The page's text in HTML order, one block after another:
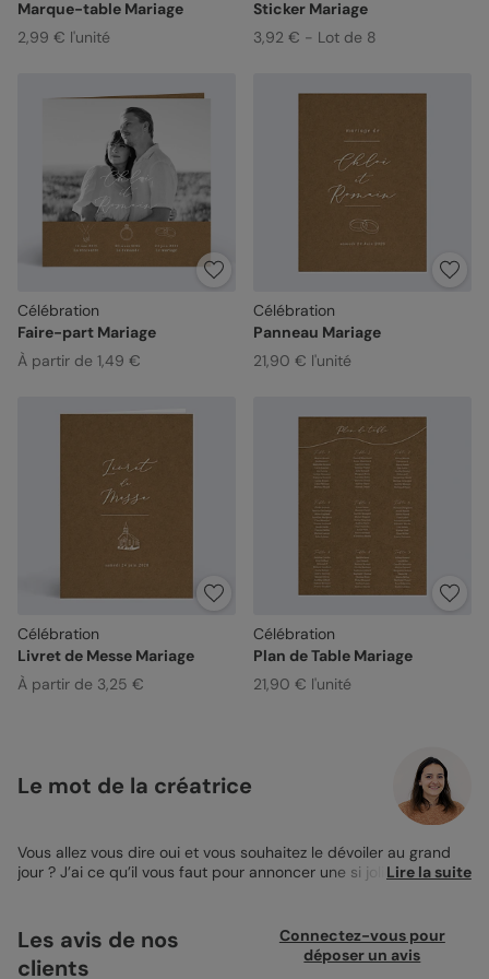
Marque-table Mariage
2,99 € l'unité
Sticker Mariage
3,92 € - Lot de 8
Célébration
Faire-part Mariage
À partir de 1,49 €
Célébration
Panneau Mariage
21,90 € l'unité
Célébration
Livret de Messe Mariage
À partir de 3,25 €
Célébration
Plan de Table Mariage
21,90 € l'unité
Le mot de la créatrice
Vous allez vous dire oui et vous souhaitez le dévoiler au grand
jour ? J’ai ce qu’il vous faut pour annoncer une si jolie nouvelle :
une jolie photo de votre couple au recto de votre carte. Celle-ci
apparaîtra en grand format et vous pourrez ajouter vos deux
prénoms au dessus. Le saviez-vous, le kraft est une couleur très
Lire la suite
Les avis de nos
clients
Connectez-vous pour
déposer un avis